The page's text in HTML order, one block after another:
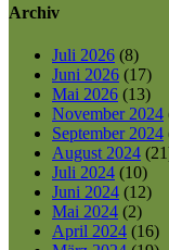
Archiv
Juli 2026 (8)
Juni 2026 (17)
Mai 2026 (13)
November 2024
September 2024
August 2024
Juli 2024 (10)
Juni 2024 (12)
Mai 2024 (2)
April 2024 (16)